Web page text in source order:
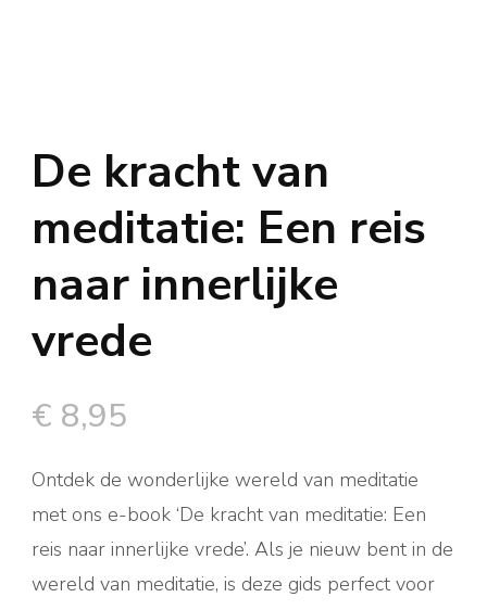
De kracht van
meditatie: Een reis
naar innerlijke
vrede
€ 8,95
Ontdek de wonderlijke wereld van meditatie
met ons e-book ‘De kracht van meditatie: Een
reis naar innerlijke vrede’. Als je nieuw bent in de
wereld van meditatie, is deze gids perfect voor